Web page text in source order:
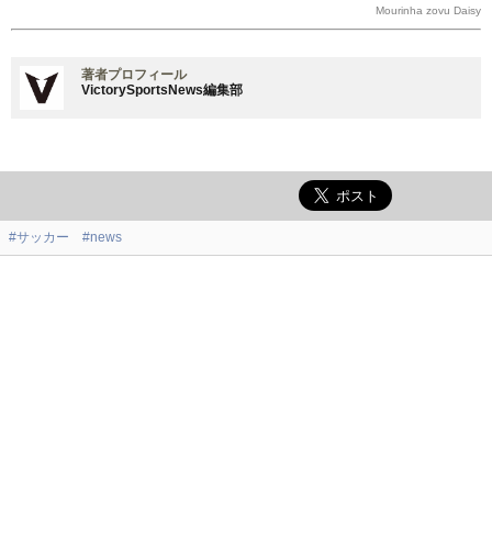
Mourinha zovu Daisy
著者プロフィール
VictorySportsNews編集部
#サッカー #news